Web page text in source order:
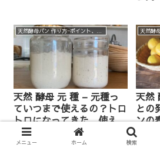
が分かりやすく解説します。待
つ時間も楽しむ、自然なパン作
りを始めましょう。
ート
天然 酵母 元 種 – 元種っ
ていつまで使えるの？トロ
トロになってきた、使え
る、使えないの見極めを解
説します
天然
との
ンの
季節
て、
メニュー ホーム 検索